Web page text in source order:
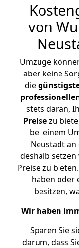
von
Umzüge
aber keine
die
stets daran,
Preisezu
bei einem
Neustadt an
deshalb
Preise zu
haben oder
besitzen,
Wir haben
Sparen Sie
darum, dass